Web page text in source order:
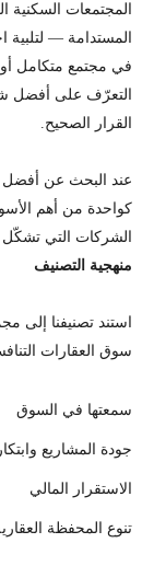
المجتمعات السكنية
المستدامة —
في مجتمع متكامل
التعرّف على أفضل
القرار الصحيح.
كواحدة من أهم
الشركات التي تشكّل
منهجية التصنيف
استند تصنيفنا إلى
سوق العقارات
سمعتها في السوق
جودة المشاريع
الاستقرار المالي
تنوع المحفظة